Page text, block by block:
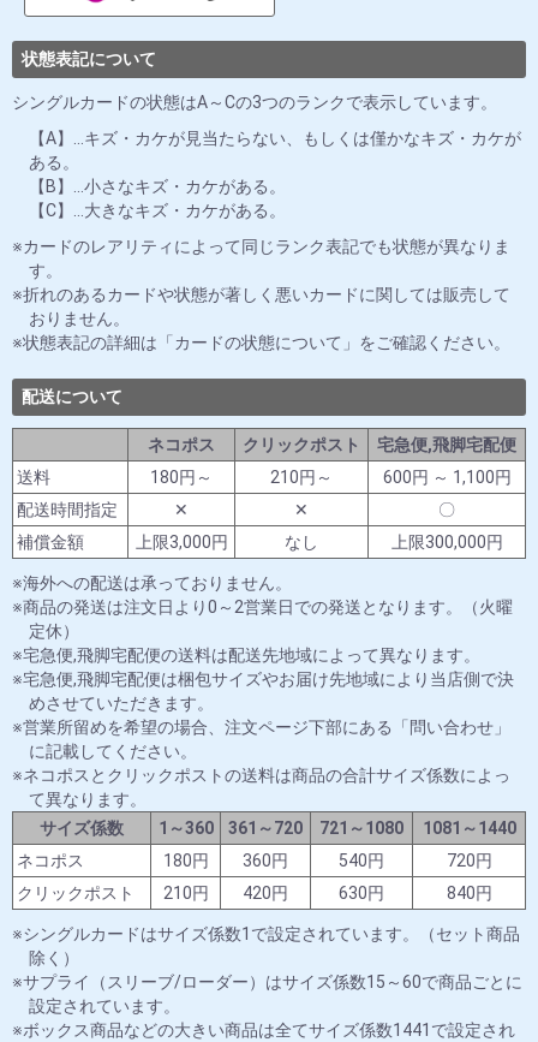
状態表記について
シングルカードの状態はA～Cの3つのランクで表示しています。
【A】…キズ・カケが見当たらない、もしくは僅かなキズ・カケが
ある。
【B】…小さなキズ・カケがある。
【C】…大きなキズ・カケがある。
カードのレアリティによって同じランク表記でも状態が異なりま
す。
折れのあるカードや状態が著しく悪いカードに関しては販売して
おりません。
状態表記の詳細は「カードの状態について」をご確認ください。
配送について
ネコポス クリックポスト
宅急便,飛脚宅配便
送料
180円～ 210円～
600円 ～ 1,100円
配送時間指定
✕ ✕
〇
補償金額
上限3,000円 なし 上限300,000円
海外への配送は承っておりません。
商品の発送は注文日より0～2営業日での発送となります。（火曜
定休）
宅急便,飛脚宅配便の送料は配送先地域によって異なります。
宅急便,飛脚宅配便は梱包サイズやお届け先地域により当店側で決
めさせていただきます。
営業所留めを希望の場合、注文ページ下部にある「問い合わせ」
に記載してください。
ネコポスとクリックポストの送料は商品の合計サイズ係数によっ
て異なります。
サイズ係数
1～360 361～720 721～1080
1081～1440
ネコポス
180円 360円 540円
720円
クリックポスト
210円 420円 630円 840円
シングルカードはサイズ係数1で設定されています。（セット商品
除く）
サプライ（スリーブ/ローダー）はサイズ係数15～60で商品ごとに
設定されています。
ボックス商品などの大きい商品は全てサイズ係数1441で設定され